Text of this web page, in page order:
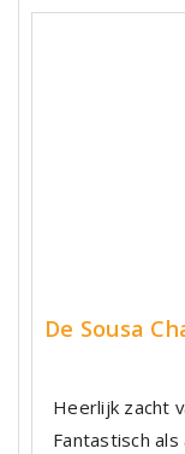
De Sousa
Heerlijk zacht
Fantastisch